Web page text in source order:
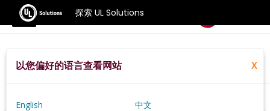
探索 UL Solutions
基准测试
Home Zh Hans Hardware
Apple+iPhone+17+Pro+Max+review
以您偏好的语言查看网站 X
English
中文